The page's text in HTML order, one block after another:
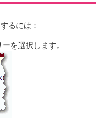
るには：
を選択します。